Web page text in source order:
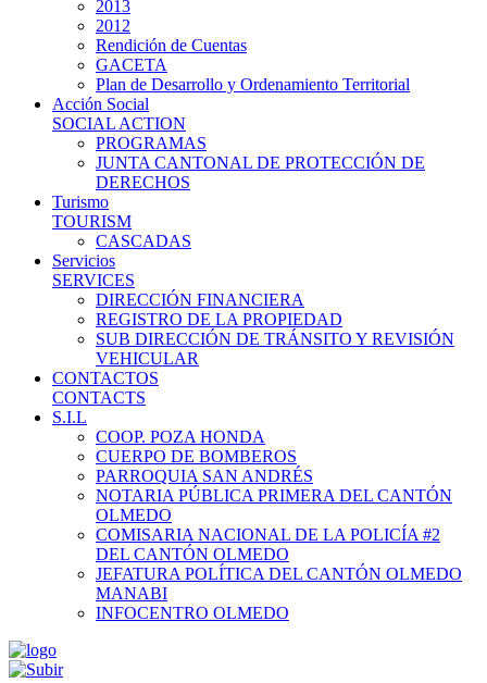
2013
2012
Rendición de Cuentas
GACETA
Plan de Desarrollo y Ordenamiento Territorial
Acción Social
SOCIAL ACTION
PROGRAMAS
JUNTA CANTONAL DE PROTECCIÓN DE
DERECHOS
Turismo
TOURISM
CASCADAS
Servicios
SERVICES
DIRECCIÓN FINANCIERA
REGISTRO DE LA PROPIEDAD
SUB DIRECCIÓN DE TRÁNSITO Y REVISIÓN
VEHICULAR
CONTACTOS
CONTACTS
S.I.L
COOP. POZA HONDA
CUERPO DE BOMBEROS
PARROQUIA SAN ANDRÉS
NOTARIA PÚBLICA PRIMERA DEL CANTÓN
OLMEDO
COMISARIA NACIONAL DE LA POLICÍA #2
DEL CANTÓN OLMEDO
JEFATURA POLÍTICA DEL CANTÓN OLMEDO
MANABI
INFOCENTRO OLMEDO